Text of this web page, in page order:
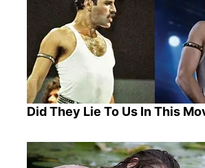
Did They Lie To Us In This